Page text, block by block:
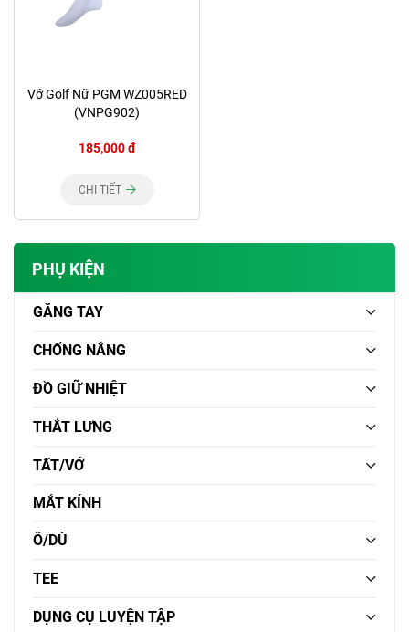
PHỤ KIỆN
GĂNG TAY
CHỐNG NẮNG
ĐỒ GIỮ NHIỆT
THẮT LƯNG
TẤT/VỚ
MẮT KÍNH
Ô/DÙ
TEE
DỤNG CỤ LUYỆN TẬP
Vớ Golf Nữ PGM WZ005RED
(VNPG902)
185,000 đ
CHI TIẾT